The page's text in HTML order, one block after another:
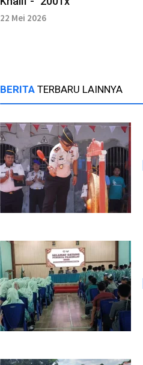
22 Mei 2026
BERITA TERBARU LAINNYA